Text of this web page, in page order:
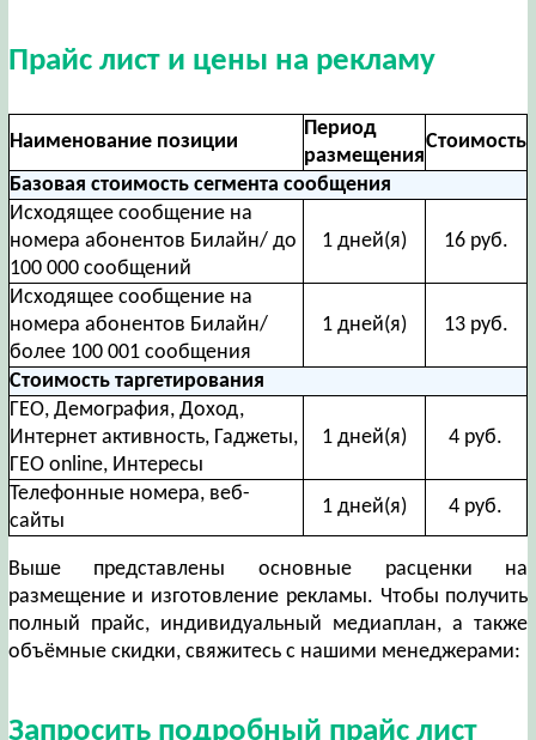
Прайс лист и цены на рекламу
Наименование позиции
Период
размещения
Стоимость
Базовая стоимость сегмента сообщения
Исходящее сообщение на
номера абонентов Билайн/ до
100 000 сообщений
1 дней(я) 16 руб.
Исходящее сообщение на
номера абонентов Билайн/
более 100 001 сообщения
1 дней(я) 13 руб.
Стоимость таргетирования
ГЕО, Демография, Доход,
Интернет активность, Гаджеты,
ГЕО online, Интересы
1 дней(я) 4 руб.
Телефонные номера, веб-
сайты
1 дней(я) 4 руб.
Выше представлены основные расценки на
размещение и изготовление рекламы. Чтобы получить
полный прайс, индивидуальный медиаплан, а также
объёмные скидки, свяжитесь с нашими менеджерами:
Запросить подробный прайс лист